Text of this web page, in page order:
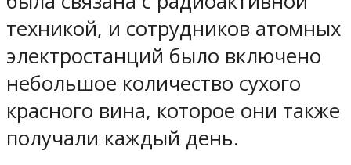
техникой, и сотрудников атомных
электростанций было включено
небольшое количество сухого
красного вина, которое они также
получали каждый день.